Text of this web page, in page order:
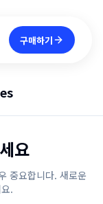
구매하기
요
중요합니다. 새로운
.